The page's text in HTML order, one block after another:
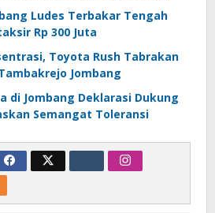
Ludes Terbakar Tengah
Rp 300 Juta
Toyota Rush Tabrakan
Jombang
di Jombang Deklarasi Dukung
Semangat Toleransi